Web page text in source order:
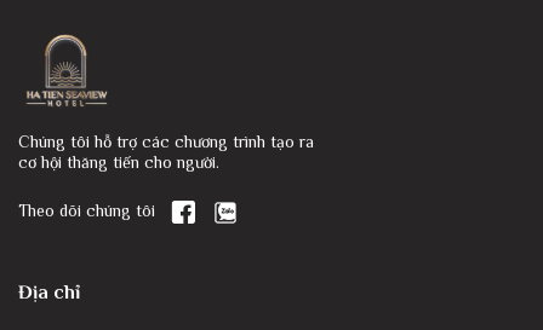
Chúng tôi hỗ trợ các chương trình tạo ra
cơ hội thăng tiến cho người.
Theo dõi chúng tôi
Địa chỉ